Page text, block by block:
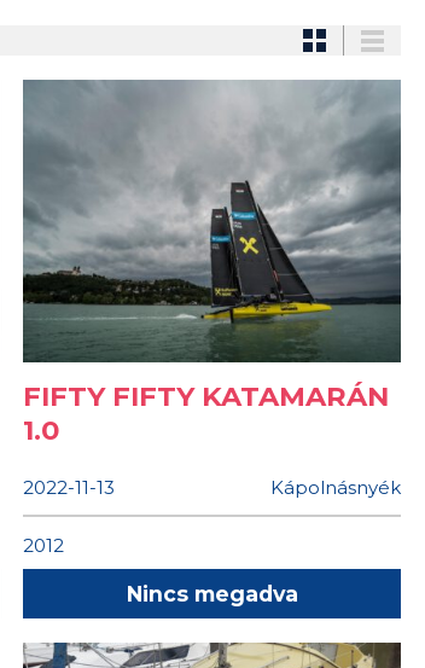
FIFTY FIFTY KATAMARÁN
1.0
2022-11-13 Kápolnásnyék
2012
Nincs megadva